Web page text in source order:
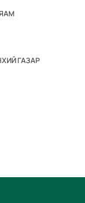
ГАЗАР